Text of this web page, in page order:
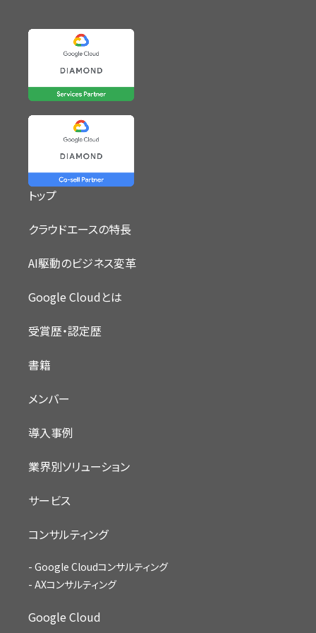
トップ
クラウドエースの特長
AI駆動のビジネス変革
Google Cloudとは
受賞歴・認定歴
書籍
メンバー
導入事例
業界別ソリューション
サービス
コンサルティング
Google Cloudコンサルティング
AXコンサルティング
Google Cloud